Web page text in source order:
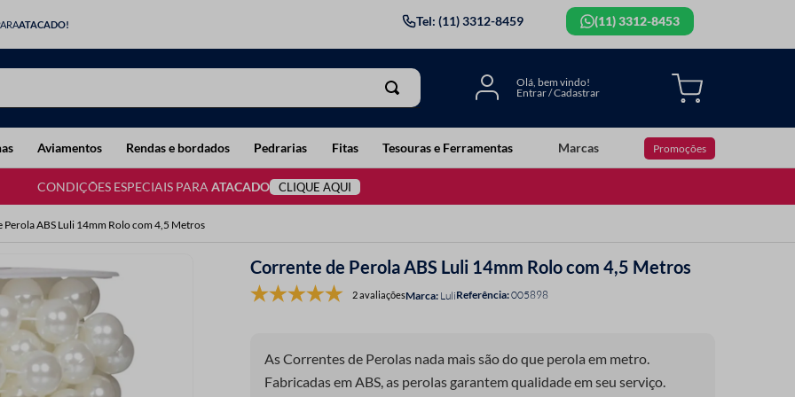
ATACADO! Tel: (11) 3312-8459 (11) 3312-8453
Aviamentos Rendas e bordados Pedrarias Fitas Tesouras e Ferramentas Marcas Promoções
CONDIÇÕES ESPECIAIS PARA ATACADO CLIQUE AQUI
Perola ABS Luli 14mm Rolo com 4,5 Metros
Corrente de Perola ABS Luli 14mm Rolo com 4,5 Metros
2 avaliações LuliReferência:005898
As Correntes de Perolas nada mais são do que perola em metro.
Fabricadas em ABS, as perolas garantem qualidade em seu serviço.